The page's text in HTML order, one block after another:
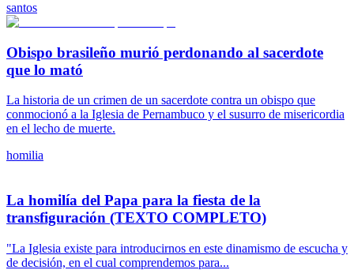
santos
Obispo brasileño murió perdonando al sacerdote
que lo mató
La historia de un crimen de un sacerdote contra un obispo que
conmocionó a la Iglesia de Pernambuco y el susurro de misericordia
en el lecho de muerte.
homilia
La homilía del Papa para la fiesta de la
transfiguración (TEXTO COMPLETO)
"La Iglesia existe para introducirnos en este dinamismo de escucha y
de decisión, en el cual comprendemos para...